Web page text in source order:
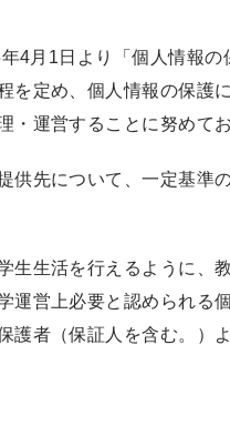
4月1日より「個人情報の
を定め、個人情報の保護
・運営することに努めて
供先について、一定基準
生生活を行えるように、
運営上必要と認められる
護者（保証人を含む。）